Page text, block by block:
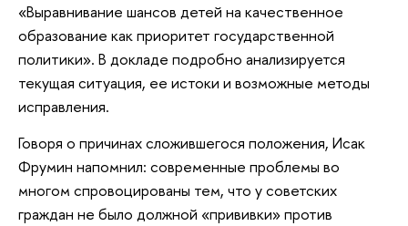
«Выравнивание шансов детей на качественное
образование как приоритет государственной
политики». В докладе подробно анализируется
текущая ситуация, ее истоки и возможные методы
исправления.
Говоря о причинах сложившегося положения, Исак
Фрумин напомнил: современные проблемы во
многом спровоцированы тем, что у советских
граждан не было должной «прививки» против